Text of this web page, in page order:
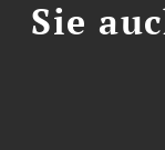
Sie